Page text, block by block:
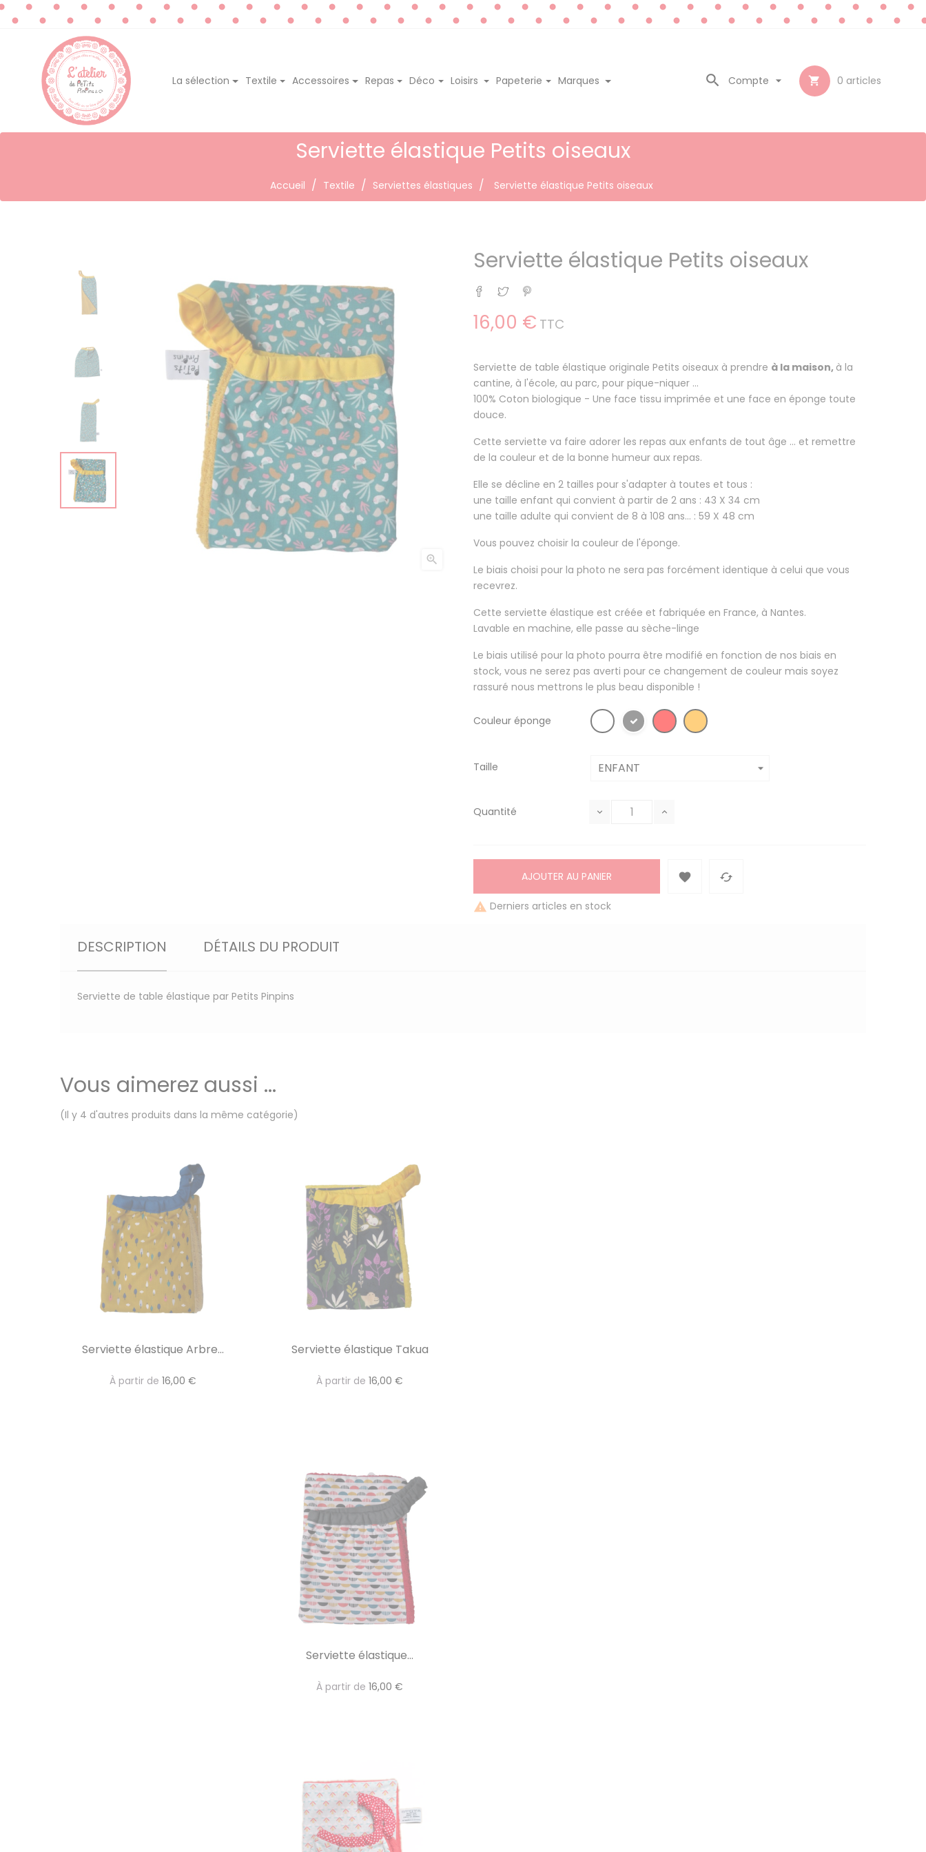
La sélection Textile Accessoires Repas Déco Loisirs Papeterie Marques  0 articles
Compte 

Serviette élastique Petits oiseaux
Accueil Textile Serviettes élastiques Serviette élastique Petits oiseaux

Serviette élastique Petits oiseaux
Partager
Tweet
16,00 € TTC
Serviette de table élastique originale Petits oiseaux à prendre à la maison, à la
cantine, à l'école, au parc, pour pique-niquer ...
100% Coton biologique - Une face tissu imprimée et une face en éponge toute
douce.
Cette serviette va faire adorer les repas aux enfants de tout âge ... et remettre
de la couleur et de la bonne humeur aux repas.
Elle se décline en 2 tailles pour s'adapter à toutes et tous :
une taille enfant qui convient à partir de 2 ans : 43 X 34 cm
une taille adulte qui convient de 8 à 108 ans... : 59 X 48 cm
Vous pouvez choisir la couleur de l'éponge.
Le biais choisi pour la photo ne sera pas forcément identique à celui que vous
recevrez.
Cette serviette élastique est créée et fabriquée en France, à Nantes.
Lavable en machine, elle passe au sèche-linge
Le biais utilisé pour la photo pourra être modifié en fonction de nos biais en
stock, vous ne serez pas averti pour ce changement de couleur mais soyez
rassuré nous mettrons le plus beau disponible !
Couleur éponge
Taille
Quantité
AJOUTER AU PANIER  
 Derniers articles en stock
DESCRIPTION DÉTAILS DU PRODUIT
Serviette de table élastique par Petits Pinpins
Vous aimerez aussi ...
(Il y 4 d'autres produits dans la même catégorie)
Serviette élastique Arbre...
À partir de 16,00 €
Serviette élastique Takua
À partir de 16,00 €
Serviette élastique...
À partir de 16,00 €